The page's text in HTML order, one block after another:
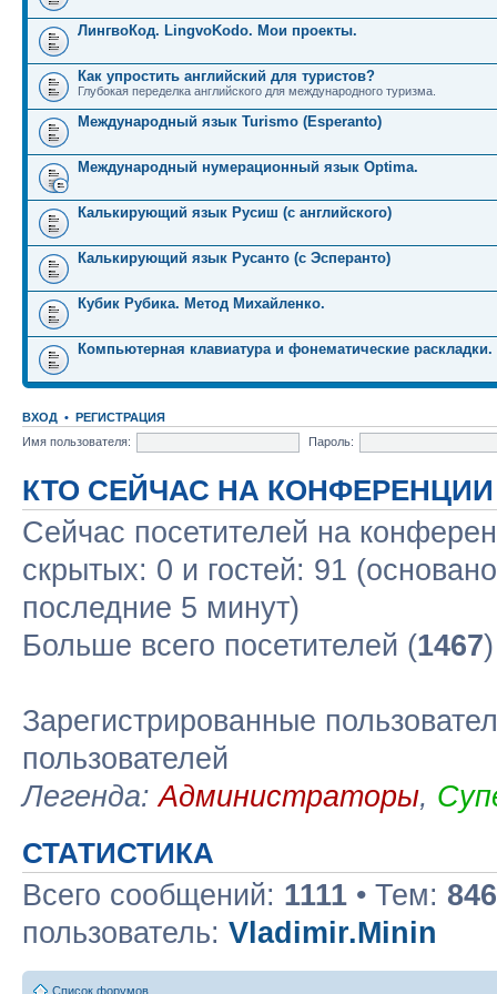
ЛингвоКод. LingvoKodo. Мои проекты.
Как упростить английский для туристов?
Глубокая переделка английского для международного туризма.
Международный язык Turismo (Esperanto)
Международный нумерационный язык Optima.
Калькирующий язык Русиш (с английского)
Калькирующий язык Русанто (с Эсперанто)
Кубик Рубика. Метод Михайленко.
Компьютерная клавиатура и фонематические раскладки.
ВХОД • РЕГИСТРАЦИЯ
Имя пользователя:
Пароль:
КТО СЕЙЧАС НА КОНФЕРЕНЦИИ
Сейчас посетителей на
скрытых: 0 и гостей: 91
последние 5 минут)
Больше всего посетителей (1467
Зарегистрированные
пользователей
Легенда:Администраторы,
СТАТИСТИКА
Всего сообщений: 1111 • Тем: 846
пользователь: Vladimir.Minin
Список форумов